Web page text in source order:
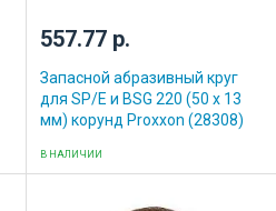
557.77 р.
Запасной абразивный круг
для SP/E и BSG 220 (50 х 13
мм) корунд Proxxon (28308)
В НАЛИЧИИ